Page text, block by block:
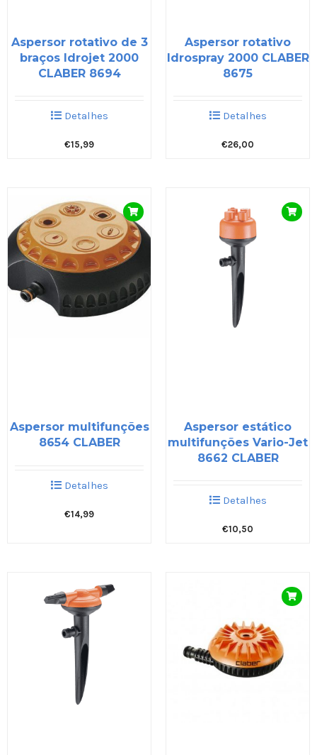
Aspersor rotativo de 3
braços Idrojet 2000
CLABER 8694
Detalhes
€15,99
Aspersor rotativo
Idrospray 2000 CLABER
8675
Detalhes
€26,00
Aspersor multifunções
8654 CLABER
Detalhes
€14,99
Aspersor estático
multifunções Vario-Jet
8662 CLABER
Detalhes
€10,50